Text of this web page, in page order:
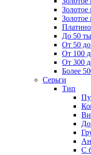
Золотое
Золотое
До 50
От 50
От 100
От 300
Более
Серьги
Тип
С